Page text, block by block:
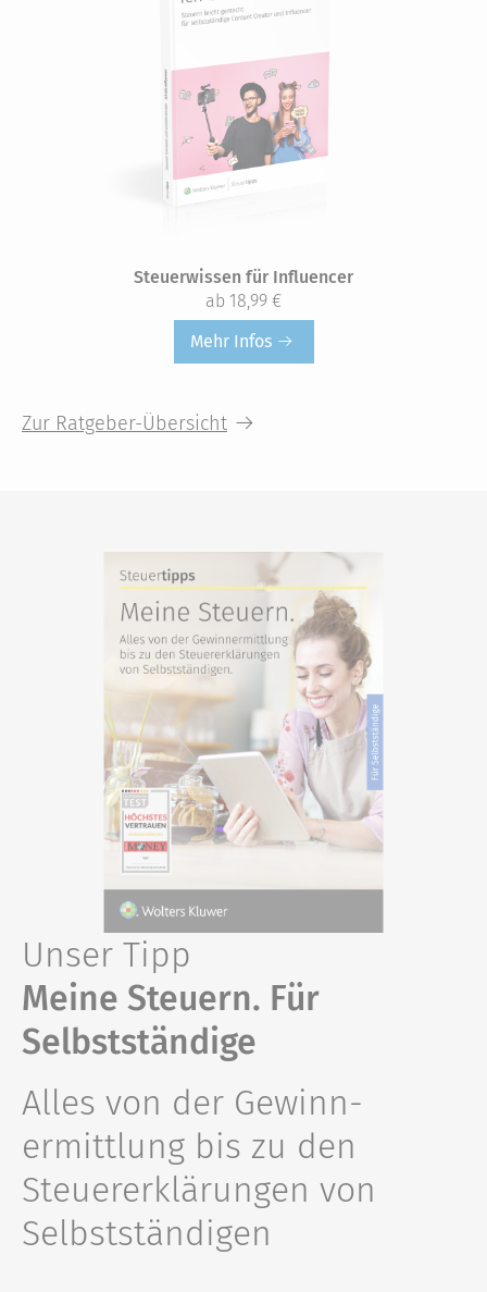
Steuerwissen für Influencer
ab 18,99 €
Mehr Infos
Zur Ratgeber-Übersicht
Unser Tipp
Meine Steuern. Für
Selbstständige
Alles von der Gewinn­
ermittlung​ bis zu den
Steuer­erklärungen von
Selbst­ständigen